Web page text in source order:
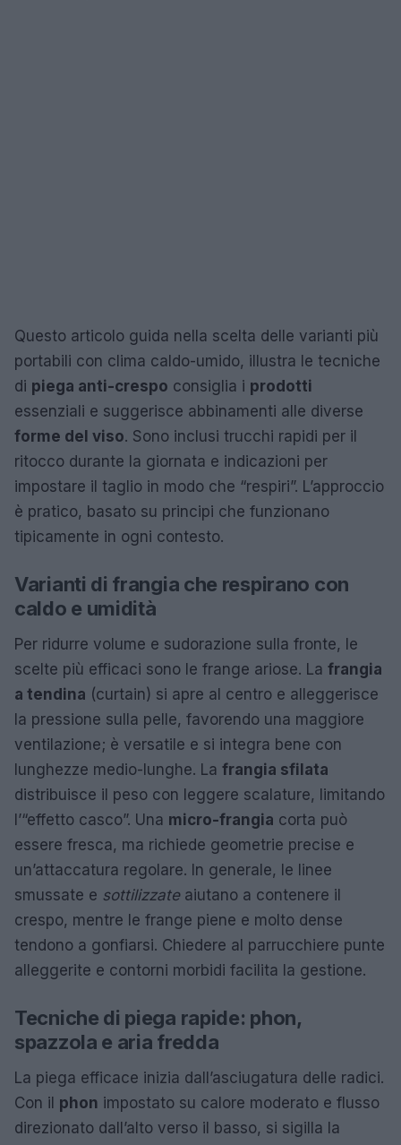
Questo articolo guida nella scelta delle varianti più
portabili con clima caldo-umido, illustra le tecniche
di piega anti-crespo consiglia i prodotti
essenziali e suggerisce abbinamenti alle diverse
forme del viso. Sono inclusi trucchi rapidi per il
ritocco durante la giornata e indicazioni per
impostare il taglio in modo che “respiri”. L’approccio
è pratico, basato su principi che funzionano
tipicamente in ogni contesto.
Varianti di frangia che respirano con
caldo e umidità
Per ridurre volume e sudorazione sulla fronte, le
scelte più efficaci sono le frange ariose. La frangia
a tendina (curtain) si apre al centro e alleggerisce
la pressione sulla pelle, favorendo una maggiore
ventilazione; è versatile e si integra bene con
lunghezze medio-lunghe. La frangia sfilata
distribuisce il peso con leggere scalature, limitando
l’“effetto casco”. Una micro-frangia corta può
essere fresca, ma richiede geometrie precise e
un’attaccatura regolare. In generale, le linee
smussate e sottilizzateaiutano a contenere il
crespo, mentre le frange piene e molto dense
tendono a gonfiarsi. Chiedere al parrucchiere punte
alleggerite e contorni morbidi facilita la gestione.
Tecniche di piega rapide: phon,
spazzola e aria fredda
La piega efficace inizia dall’asciugatura delle radici.
Con il phon impostato su calore moderato e flusso
direzionato dall’alto verso il basso, si sigilla la